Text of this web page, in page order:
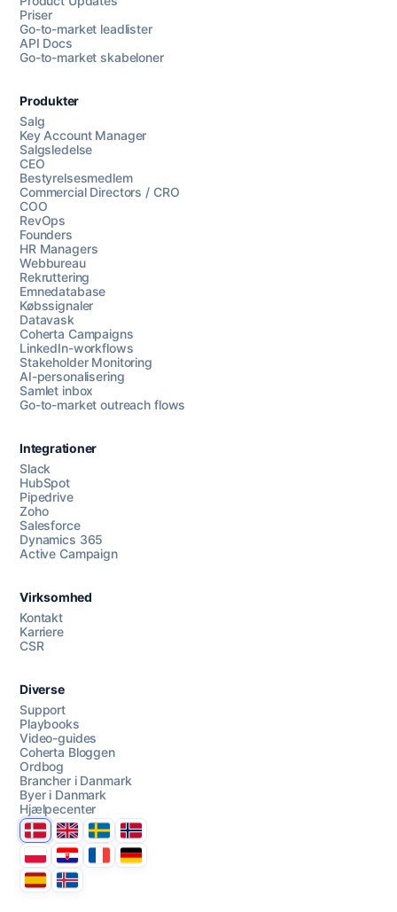
Chat med os
AI Campaign Assist
Priser
Go-to-market leadlister
API Docs
Go-to-market skabeloner
Produkter
Salg
Key Account Manager
Salgsledelse
CEO
Bestyrelsesmedlem
Commercial Directors / CRO
COO
RevOps
Founders
HR Managers
Webbureau
Rekruttering
Emnedatabase
Købssignaler
Datavask
Coherta Campaigns
LinkedIn-workflows
Stakeholder Monitoring
AI-personalisering
Samlet inbox
Go-to-market outreach flows
Integrationer
Slack
HubSpot
Pipedrive
Zoho
Salesforce
Dynamics 365
Active Campaign
Virksomhed
Kontakt
Karriere
CSR
Diverse
Support
Playbooks
Video-guides
Coherta Bloggen
Ordbog
Brancher i Danmark
Byer i Danmark
Hjælpecenter
DanmarkUnited Kingdom
SverigeNorge
PolskaHrvatskaFranceDeutschland
EspanaÍsland